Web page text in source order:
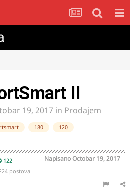
II
19, 2017 in Prodajem
180 120
122 NapisanoOctobar 19, 2017
postova